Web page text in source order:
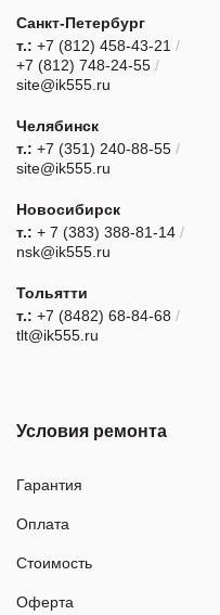
Санкт-Петербург
т.: +7 (812) 458-43-21 /
+7 (812) 748-24-55 /
site@ik555.ru
Челябинск
т.: +7 (351) 240-88-55 /
site@ik555.ru
Новосибирск
т.: + 7 (383) 388-81-14 /
nsk@ik555.ru
Тольятти
т.: +7 (8482) 68-84-68 /
tlt@ik555.ru
Условия ремонта
Гарантия
Оплата
Стоимость
Оферта